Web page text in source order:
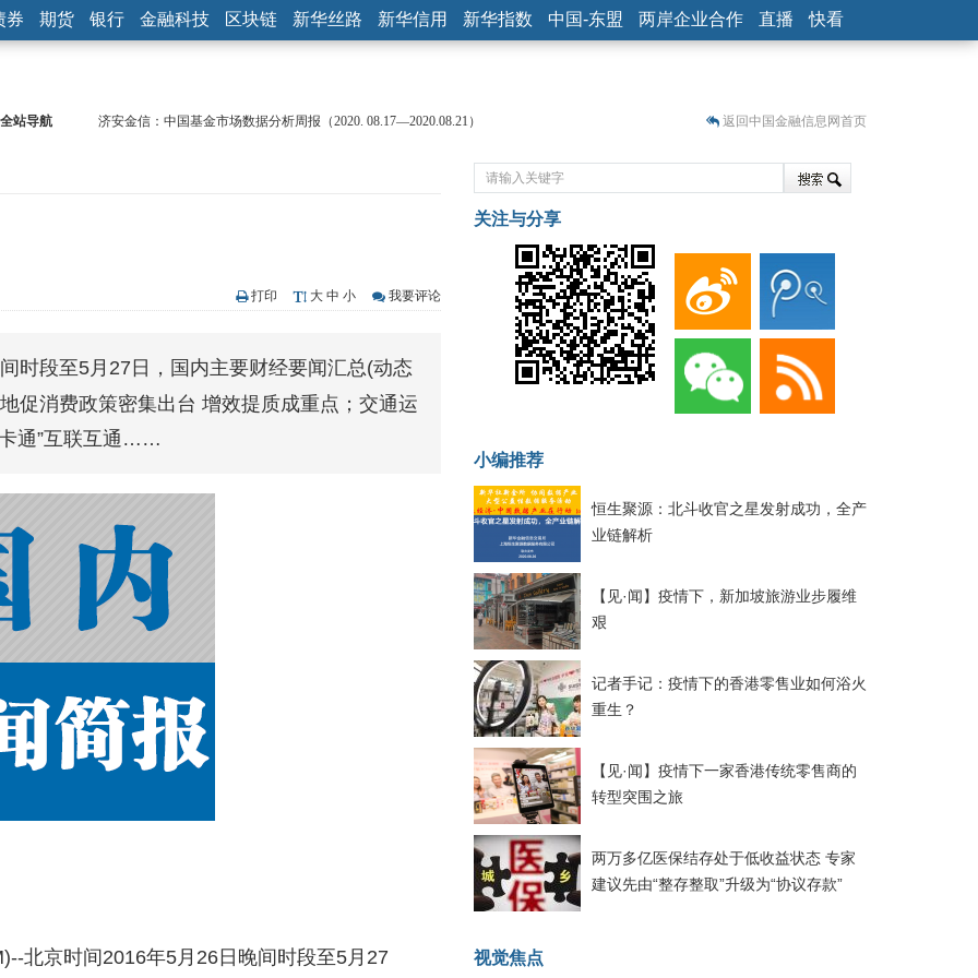
券 期货 银行 金融科技 区块链 新华丝路 新华信用 新华指数 中国-东盟 两岸企业合作 直播 快看
站导航
济安金信：中国基金市场数据分析周报（2020. 08.17—2020.08.21）
央行公开市场净投放300亿元 短端资金利率明显下行
恒生聚源：北斗收官之星发射成功，全产业链解析
返回中国金融信息网首页
打印 大 中 小 我要评论
时段至5月27日，国内主要财经要闻汇总(动态
促消费政策密集出台 增效提质成重点；交通运
通”互联互通……
北京时间2016年5月26日晚间时段至5月27
关注与分享
小编推荐
恒生聚源：北斗收官之星发射成功，全产
业链解析
【见·闻】疫情下，新加坡旅游业步履维
艰
记者手记：疫情下的香港零售业如何浴火
重生？
【见·闻】疫情下一家香港传统零售商的
转型突围之旅
两万多亿医保结存处于低收益状态 专家
建议先由“整存整取”升级为“协议存款”
视觉焦点